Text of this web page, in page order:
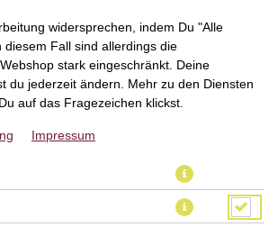
HAUS-DRESSING
widersprechen, indem Du "Alle
diesem Fall sind allerdings die
stark eingeschränkt. Deine
du jederzeit ändern. Mehr zu den Diensten
auf das Fragezeichen klickst.
Impressum